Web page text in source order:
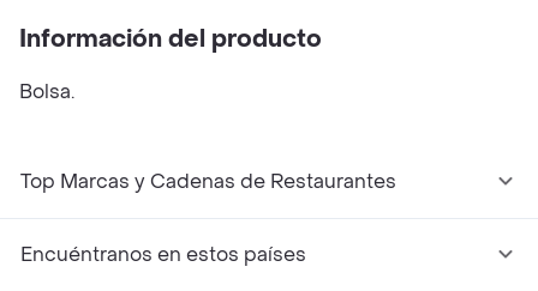
Información del producto
Bolsa.
Top Marcas y Cadenas de Restaurantes
Encuéntranos en estos países